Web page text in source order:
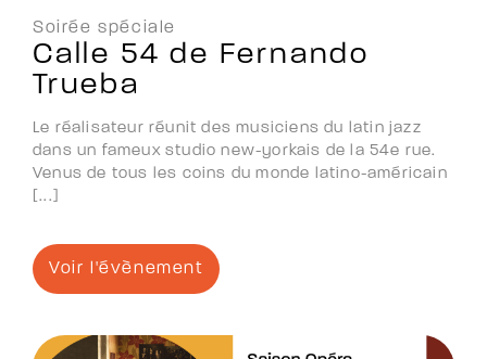
Soirée spéciale
Calle 54 de Fernando
Trueba
Le réalisateur réunit des musiciens du latin jazz
dans un fameux studio new-yorkais de la 54e rue.
Venus de tous les coins du monde latino-américain
[...]
Voir l'évènement